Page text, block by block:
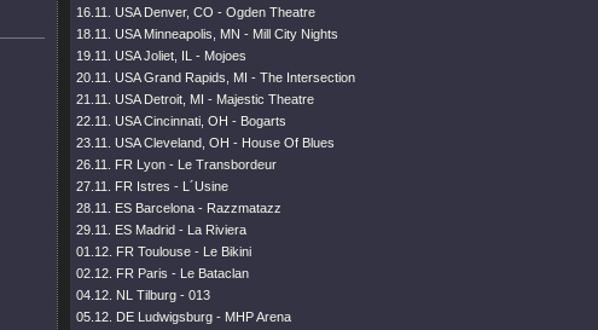
16.11. USA Denver, CO - Ogden Theatre
18.11. USA Minneapolis, MN - Mill City Nights
19.11. USA Joliet, IL - Mojoes
20.11. USA Grand Rapids, MI - The Intersection
21.11. USA Detroit, MI - Majestic Theatre
22.11. USA Cincinnati, OH - Bogarts
23.11. USA Cleveland, OH - House Of Blues
26.11. FR Lyon - Le Transbordeur
27.11. FR Istres - L´Usine
28.11. ES Barcelona - Razzmatazz
29.11. ES Madrid - La Riviera
01.12. FR Toulouse - Le Bikini
02.12. FR Paris - Le Bataclan
04.12. NL Tilburg - 013
05.12. DE Ludwigsburg - MHP Arena